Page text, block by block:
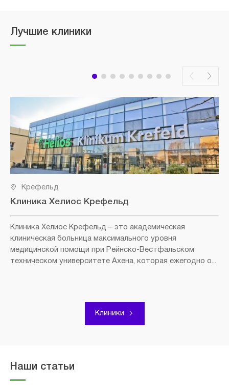
Лучшие клиники
Крефельд
Клиника Хелиос Крефельд
Клиника Хелиос Крефельд – это академическая
клиническая больница максимального уровня
медицинской помощи при Рейнско-Вестфальском
техническом университете Ахена, которая ежегодно о...
Клиники
Наши статьи